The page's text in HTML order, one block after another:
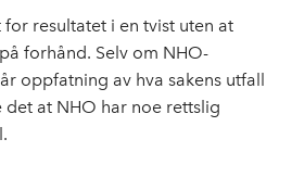
for resultatet i en tvist uten at
forhånd. Selv om NHO-
oppfatning av hva sakens utfall
det at NHO har noe rettslig
.